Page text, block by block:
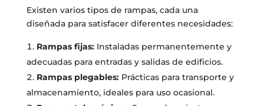
Existen varios tipos de rampas, cada una
diseñada para satisfacer diferentes necesidades:
Rampas fijas:Instaladas permanentemente y
adecuadas para entradas y salidas de edificios.
Rampas plegables:Prácticas para transporte y
almacenamiento, ideales para uso ocasional.